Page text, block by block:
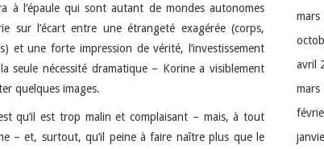
à l’épaule qui sont autant de mondes autonomes
sur l’écart entre une étrangeté exagérée (corps,
et une forte impression de vérité, l’investissement
seule nécessité dramatique – Korine a visiblement
quelques images.
qu’il est trop malin et complaisant – mais, à tout
– et, surtout, qu’il peine à faire naître plus que le
mars
avril
mars